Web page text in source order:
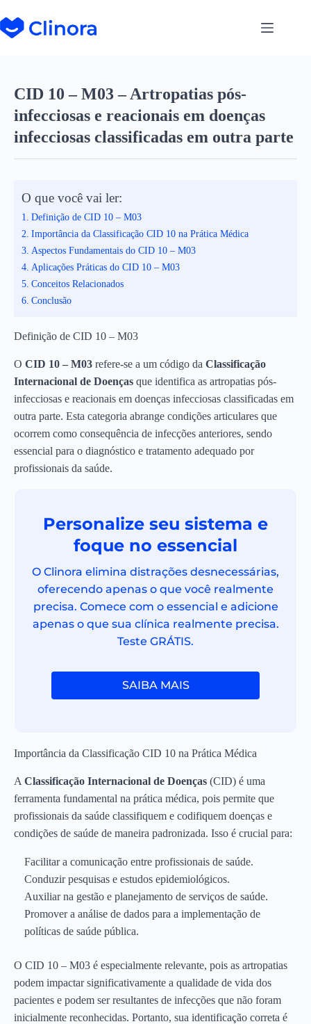
CID 10 – M03 – Artropatias pós-
infecciosas e reacionais em doenças
infecciosas classificadas em outra parte
O que você vai ler:
Definição de CID 10 – M03
Importância da Classificação CID 10 na Prática Médica
Aspectos Fundamentais do CID 10 – M03
Aplicações Práticas do CID 10 – M03
Conceitos Relacionados
Conclusão
Definição de CID 10 – M03
O CID 10 – M03 refere-se a um código da Classificação
Internacional de Doenças que identifica as artropatias pós-
infecciosas e reacionais em doenças infecciosas classificadas em
outra parte. Esta categoria abrange condições articulares que
ocorrem como consequência de infecções anteriores, sendo
essencial para o diagnóstico e tratamento adequado por
profissionais da saúde.
Personalize seu sistema e
foque no essencial
O Clinora elimina distrações desnecessárias,
oferecendo apenas o que você realmente
precisa. Comece com o essencial e adicione
apenas o que sua clínica realmente precisa.
Teste GRÁTIS.
SAIBA MAIS
Importância da Classificação CID 10 na Prática Médica
A Classificação Internacional de Doenças (CID) é uma
ferramenta fundamental na prática médica, pois permite que
profissionais da saúde classifiquem e codifiquem doenças e
condições de saúde de maneira padronizada. Isso é crucial para:
Facilitar a comunicação entre profissionais de saúde.
Conduzir pesquisas e estudos epidemiológicos.
Auxiliar na gestão e planejamento de serviços de saúde.
Promover a análise de dados para a implementação de
políticas de saúde pública.
O CID 10 – M03 é especialmente relevante, pois as artropatias
podem impactar significativamente a qualidade de vida dos
pacientes e podem ser resultantes de infecções que não foram
inicialmente reconhecidas. Portanto, sua identificação correta é